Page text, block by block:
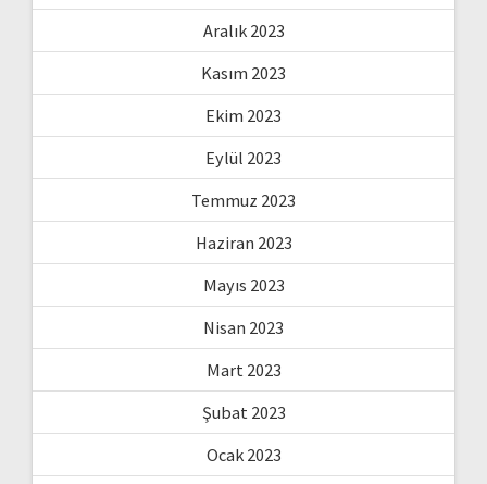
Aralık 2023
Kasım 2023
Ekim 2023
Eylül 2023
Temmuz 2023
Haziran 2023
Mayıs 2023
Nisan 2023
Mart 2023
Şubat 2023
Ocak 2023